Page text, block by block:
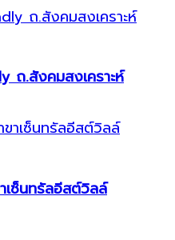
ถ.สังคมสงเคราะห์
เซ็นทรัลอีสต์วิลล์